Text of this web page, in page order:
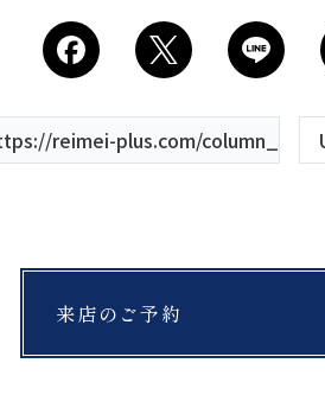
私たちについて
reimei-plus.com/column_tag/
来店のご予約